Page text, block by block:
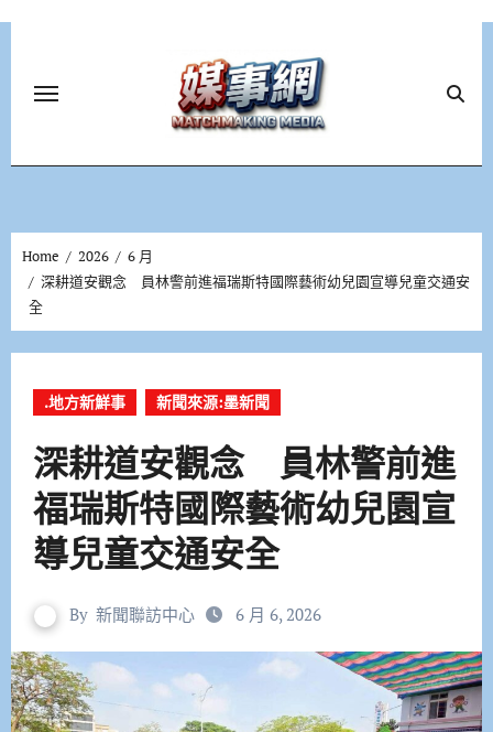
Home 2026
6 月
深耕道安觀念 員林警前進福瑞斯特國際藝術幼兒園宣導兒童交通安
全
.地方新鮮事 新聞來源:墨新聞
深耕道安觀念 員林警前進
福瑞斯特國際藝術幼兒園宣
導兒童交通安全
By 新聞聯訪中心 6 月 6, 2026